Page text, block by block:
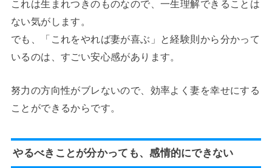
これは生まれつきのものなので、一生理解できることは
ない気がします。
でも、「これをやれば妻が喜ぶ」と経験則から分かって
いるのは、すごい安心感があります。
努力の方向性がブレないので、効率よく妻を幸せにする
ことができるからです。
やるべきことが分かっても、感情的にできない